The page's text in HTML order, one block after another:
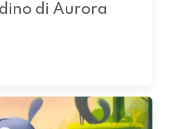
di Aurora